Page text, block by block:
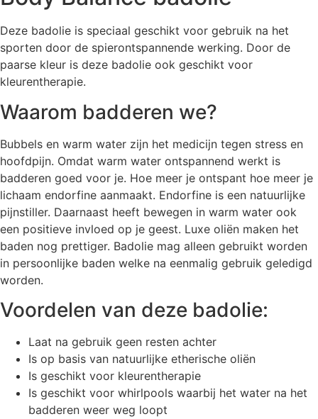
Deze badolie is speciaal geschikt voor gebruik na het
sporten door de spierontspannende werking. Door de
paarse kleur is deze badolie ook geschikt voor
kleurentherapie.
Waarom badderen we?
Bubbels en warm water zijn het medicijn tegen stress en
hoofdpijn. Omdat warm water ontspannend werkt is
badderen goed voor je. Hoe meer je ontspant hoe meer je
lichaam endorfine aanmaakt. Endorfine is een natuurlijke
pijnstiller. Daarnaast heeft bewegen in warm water ook
een positieve invloed op je geest. Luxe oliën maken het
baden nog prettiger. Badolie mag alleen gebruikt worden
in persoonlijke baden welke na eenmalig gebruik geledigd
worden.
Voordelen van deze badolie:
Laat na gebruik geen resten achter
Is op basis van natuurlijke etherische oliën
Is geschikt voor kleurentherapie
Is geschikt voor whirlpools waarbij het water na het
badderen weer weg loopt